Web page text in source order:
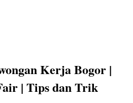
Kerja Bogor |
| Tips dan Trik